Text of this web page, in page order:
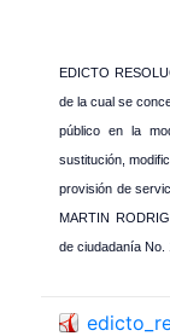
EDICTO
de la cual se
público en la
sustitución,
provisión de
MARTIN
de ciudadanía No.